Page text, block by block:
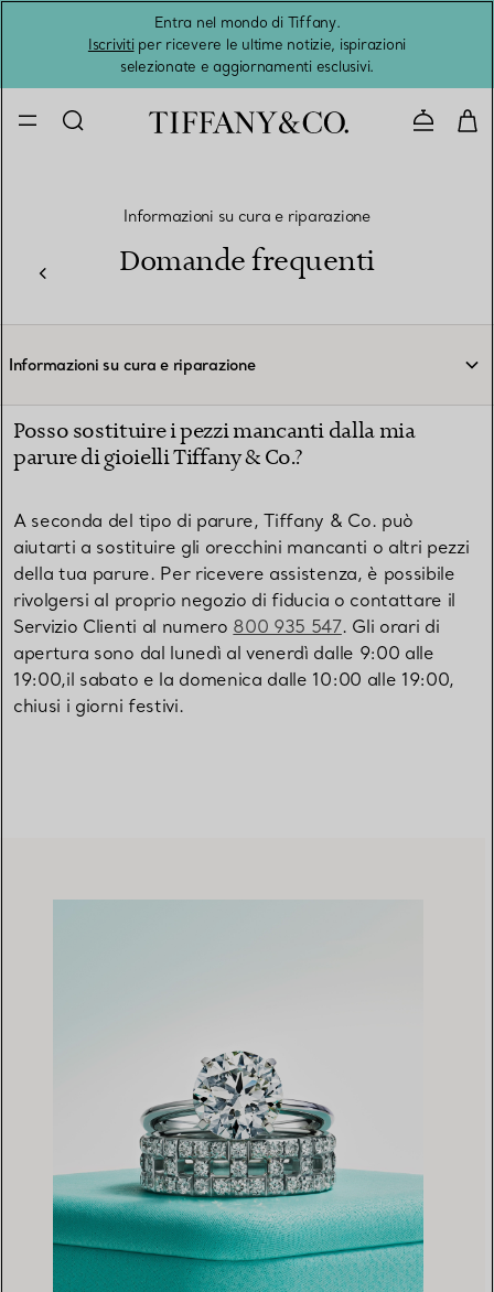
Entra nel mondo di Tiffany.
Iscrivitiper ricevere le ultime notizie, ispirazioni
selezionate e aggiornamenti esclusivi.
Informazioni su cura e riparazione
Domande frequenti
Informazioni su cura e riparazione
Posso sostituire i pezzi mancanti dalla mia
parure di gioielli Tiffany & Co.?
A seconda del tipo di parure, Tiffany & Co. può
aiutarti a sostituire gli orecchini mancanti o altri pezzi
della tua parure. Per ricevere assistenza, è possibile
rivolgersi al proprio negozio di fiducia o contattare il
Servizio Clienti al numero 800 935 547. Gli orari di
apertura sono dal lunedì al venerdì dalle 9:00 alle
19:00,il sabato e la domenica dalle 10:00 alle 19:00,
chiusi i giorni festivi.